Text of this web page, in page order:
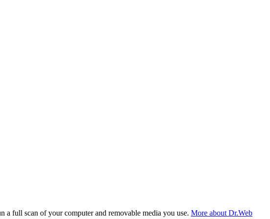
a full scan of your computer and removable media you use. More about Dr.Web